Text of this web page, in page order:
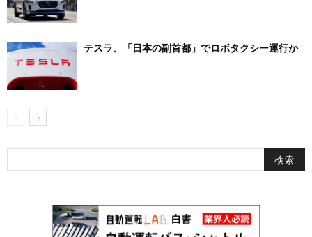
テスラ、「日本の副首都」でロボタクシー運行か